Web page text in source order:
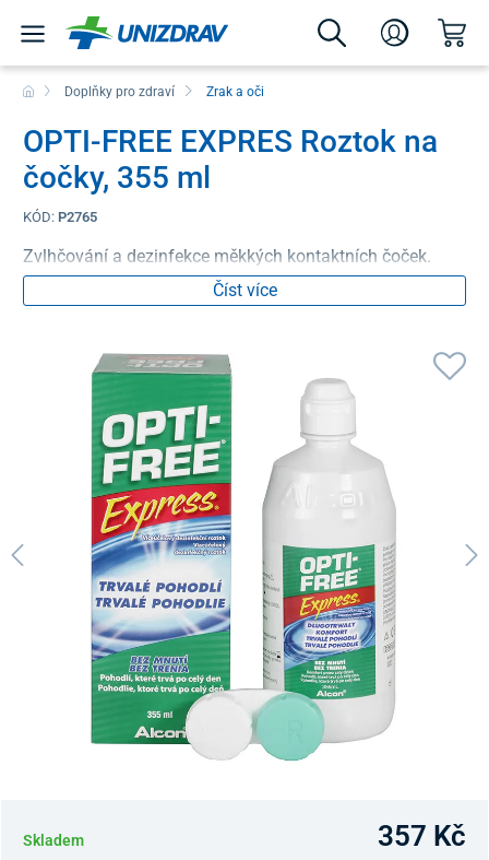
Doplňky pro zdraví Zrak a oči
OPTI-FREE EXPRES Roztok na
čočky, 355 ml
KÓD: P2765
Zvlhčování a dezinfekce měkkých kontaktních čoček.
Číst více
Skladem 357 Kč